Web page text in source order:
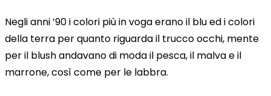
Negli anni ’90 i colori più in voga erano il blu ed i colori
della terra per quanto riguarda il trucco occhi, mente
per il blush andavano di moda il pesca, il malva e il
marrone, così come per le labbra.